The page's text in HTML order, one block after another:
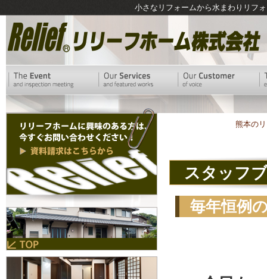
小さなリフォームから水まわりリフ
熊本の
スタッフ
毎年恒例